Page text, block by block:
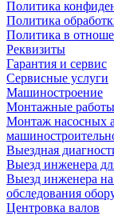
Политика
Политика
Политика в
Реквизиты
Гарантия и сервис
Сервисные услуги
Машиностроение
Монтажные работы
Монтаж насосных
Выездная
Выезд инженера
Выезд инженера на
обследования
Центровка валов